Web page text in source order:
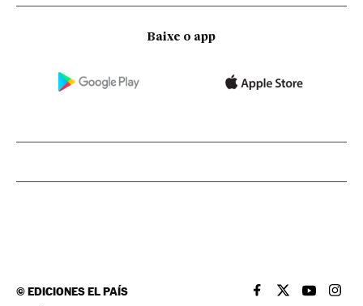
Baixe o app
©EDICIONES EL PAÍS EL PAÍS BRASIL EN
EL PAÍSEL PAÍS
EL